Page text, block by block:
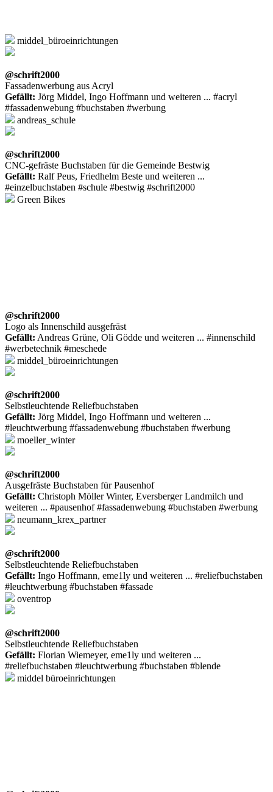
middel_büroeinrichtungen
@schrift2000
Fassadenwerbung aus Acryl
Gefällt: Jörg Middel, Ingo Hoffmann und weiteren ... #acryl
#fassadenwebung #buchstaben #werbung
andreas_schule
@schrift2000
CNC-gefräste Buchstaben für die Gemeinde Bestwig
Gefällt: Ralf Peus, Friedhelm Beste und weiteren ...
#einzelbuchstaben #schule #bestwig #schrift2000
Green Bikes
@schrift2000
Logo als Innenschild ausgefräst
Gefällt: Andreas Grüne, Oli Gödde und weiteren ... #innenschild
#werbetechnik #meschede
middel_büroeinrichtungen
@schrift2000
Selbstleuchtende Reliefbuchstaben
Gefällt: Jörg Middel, Ingo Hoffmann und weiteren ...
#leuchtwerbung #fassadenwebung #buchstaben #werbung
moeller_winter
@schrift2000
Ausgefräste Buchstaben für Pausenhof
Gefällt: Christoph Möller Winter, Eversberger Landmilch und
weiteren ... #pausenhof #fassadenwebung #buchstaben #werbung
neumann_krex_partner
@schrift2000
Selbstleuchtende Reliefbuchstaben
Gefällt: Ingo Hoffmann, eme1ly und weiteren ... #reliefbuchstaben
#leuchtwerbung #buchstaben #fassade
oventrop
@schrift2000
Selbstleuchtende Reliefbuchstaben
Gefällt: Florian Wiemeyer, eme1ly und weiteren ...
#reliefbuchstaben #leuchtwerbung #buchstaben #blende
middel büroeinrichtungen